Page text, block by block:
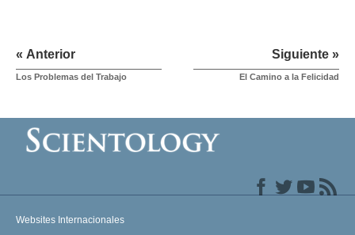
« Anterior
Los Problemas del Trabajo
Siguiente »
El Camino a la Felicidad
Websites Internacionales